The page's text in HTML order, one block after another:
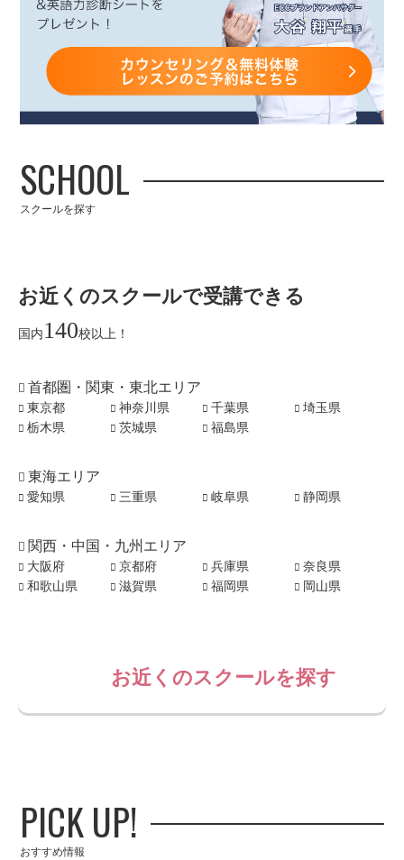
SCHOOL
スクールを探す
お近くのスクールで受講できる
国内 140校以上！
首都圏・関東・東北エリア
東京都 神奈川県 千葉県
埼玉県
栃木県
茨城県 福島県
東海エリア
愛知県 三重県 岐阜県 静岡県
関西・中国・九州エリア
大阪府 京都府 兵庫県
奈良県
和歌山県
滋賀県 福岡県 岡山県
お近くのスクールを探す
PICK UP!
おすすめ情報